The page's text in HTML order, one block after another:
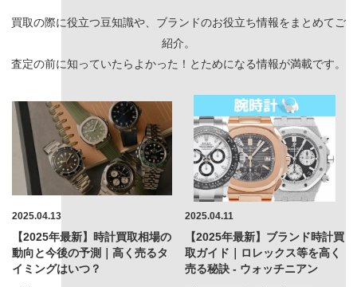
買取の際に役立つ豆知識や、ブランドのお役立ち情報をまとめてご
紹介。
査定の前に知っていたらよかった！とためになる情報が満載です。
2025.04.13
【2025年最新】時計買取相場の
動向と今後の予測｜高く売るタ
イミングはいつ？
2025.04.11
【2025年最新】ブランド時計買
取ガイド｜ロレックス等を高く
売る秘訣 - ウォッチニアン